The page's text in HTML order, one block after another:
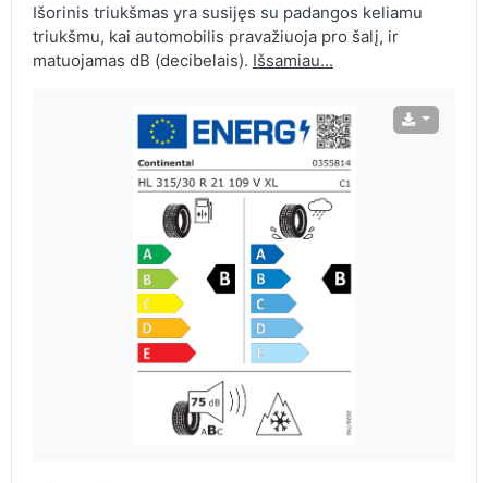
Išorinis triukšmas yra susijęs su padangos keliamu
triukšmu, kai automobilis pravažiuoja pro šalį, ir
matuojamas dB (decibelais). Išsamiau...